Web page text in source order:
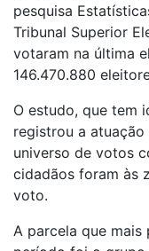
pesquisa
Tribunal Superior
votaram na última
146.470.880
O estudo, que tem
registrou a
universo de votos
cidadãos foram às
voto.
A parcela que